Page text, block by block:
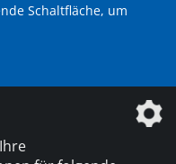
Schaltfläche, um
der